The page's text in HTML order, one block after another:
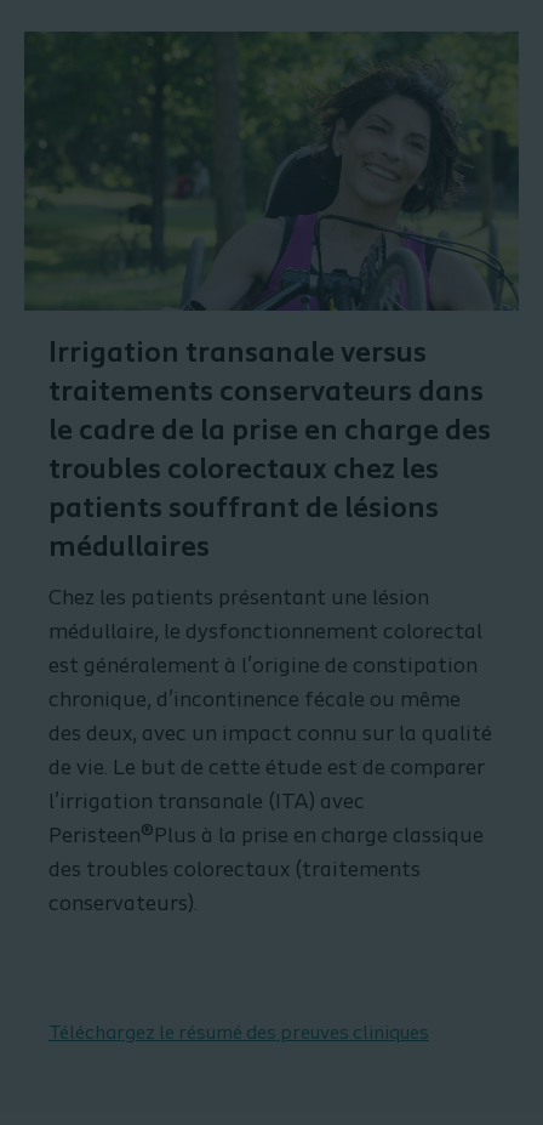
Irrigation transanale versus
traitements conservateurs dans
le cadre de la prise en charge des
troubles colorectaux chez les
patients souffrant de lésions
médullaires
Chez les patients présentant une lésion
médullaire, le dysfonctionnement colorectal
est généralement à l’origine de constipation
chronique, d’incontinence fécale ou même
des deux, avec un impact connu sur la qualité
de vie. Le but de cette étude est de comparer
l’irrigation transanale (ITA) avec
Peristeen®Plus à la prise en charge classique
des troubles colorectaux (traitements
conservateurs).
Téléchargez le résumé des preuves cliniques